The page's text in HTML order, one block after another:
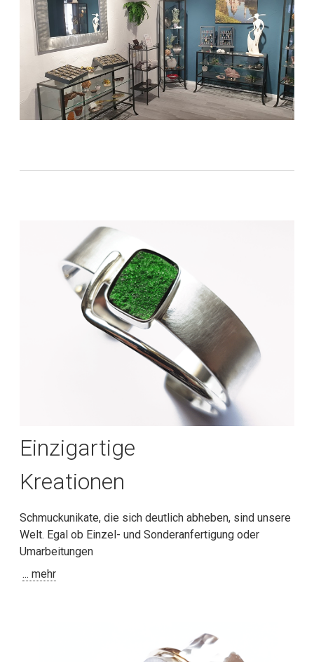
Einzigartige
Kreationen
Schmuckunikate, die sich deutlich abheben, sind unsere
Welt. Egal ob Einzel- und Sonderanfertigung oder
Umarbeitungen
... mehr